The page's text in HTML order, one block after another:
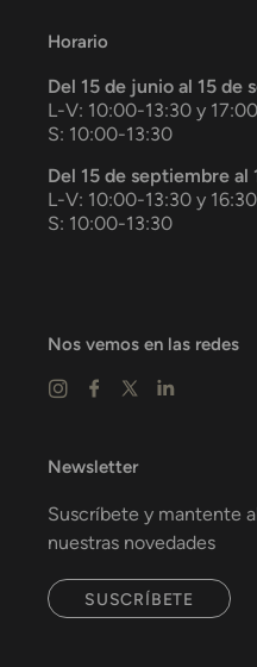
Horario
Del 15 de junio al 15 de
L-V: 10:00-13:30 y
S: 10:00-13:30
Del 15 de septiembre al
L-V: 10:00-13:30 y
S: 10:00-13:30
Nos vemos en las redes
Newsletter
Suscríbete y mantente
nuestras novedades
SUSCRÍBETE